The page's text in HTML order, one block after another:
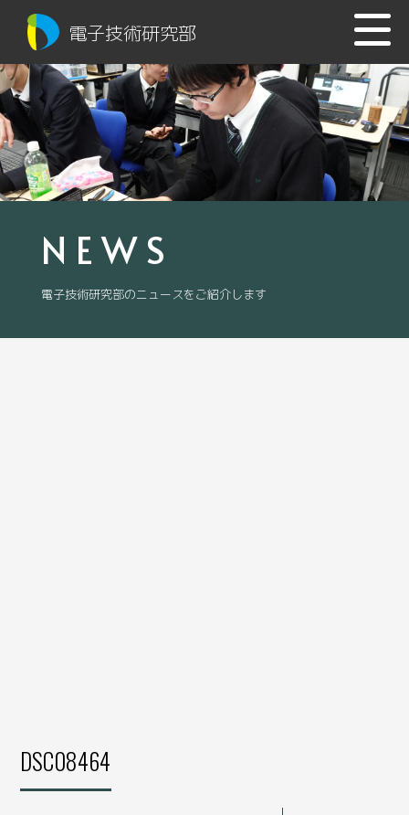
電子技術研究部
NEWS
電子技術研究部のニュースをご紹介します
DSC08464